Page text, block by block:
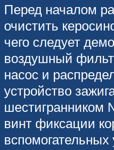
Перед началом
очистить
чего следует
воздушный
насос и
устройство
шестигранником
винт фиксации
вспомогательных